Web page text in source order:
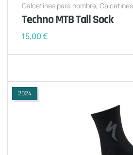
Calcetines para hombre,
Techno MTB Tall Sock
15,00€
2024